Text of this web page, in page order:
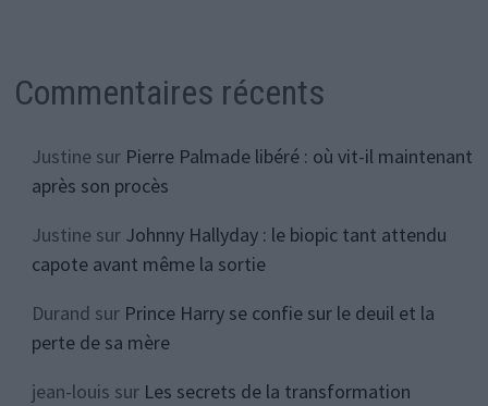
Commentaires récents
Justinesur Pierre Palmade libéré : où vit-il maintenant
après son procès
Justinesur Johnny Hallyday : le biopic tant attendu
capote avant même la sortie
Durand sur Prince Harry se confie sur le deuil et la
perte de sa mère
jean-louis sur Les secrets de la transformation